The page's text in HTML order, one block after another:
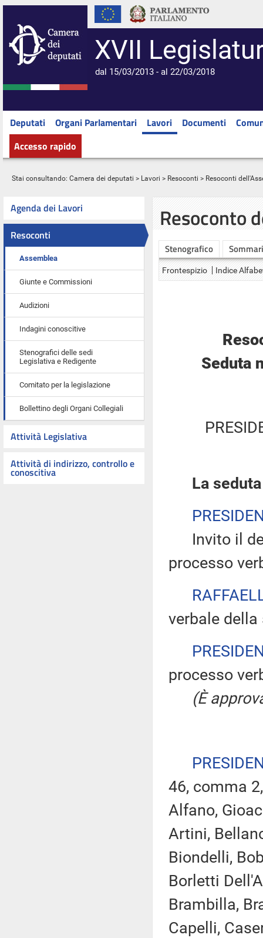
XVII
dal 15/03/2013 - al 22/03/2018
Deputati Organi Parlamentari Lavori Documenti
Accesso rapido
Stai consultando: Camera dei deputati > Lavori > Resoconti > Resoconti
Agenda dei Lavori
Resoconti
Assemblea
Giunte e Commissioni
Audizioni
Indagini conoscitive
Stenografici delle sedi
Legislativa e Redigente
Comitato per la legislazione
Bollettino degli Organi Collegiali
Attività Legislativa
Attività di indirizzo, controllo e
conoscitiva
Resoconto
Stenografico
Frontespizio Indice
Seduta
La
Invito il
processo
verbale
processo
(È
46, comma
Alfano,
Artini,
Biondelli,
Borletti
Brambilla,
Capelli,